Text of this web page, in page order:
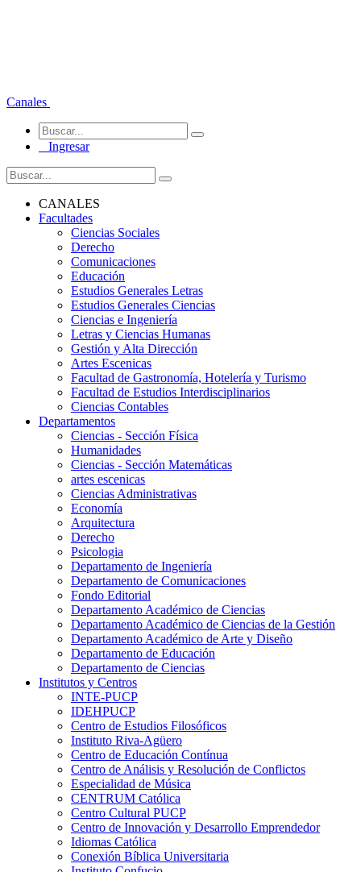
Canales
Ingresar
CANALES
Facultades
Ciencias Sociales
Derecho
Comunicaciones
Educación
Estudios Generales Letras
Estudios Generales Ciencias
Ciencias e Ingeniería
Letras y Ciencias Humanas
Gestión y Alta Dirección
Artes Escenicas
Facultad de Gastronomía, Hotelería y Turismo
Facultad de Estudios Interdisciplinarios
Ciencias Contables
Departamentos
Ciencias - Sección Física
Humanidades
Ciencias - Sección Matemáticas
artes escenicas
Ciencias Administrativas
Economía
Arquitectura
Derecho
Psicologia
Departamento de Ingeniería
Departamento de Comunicaciones
Fondo Editorial
Departamento Académico de Ciencias
Departamento Académico de Ciencias de la Gestión
Departamento Académico de Arte y Diseño
Departamento de Educación
Departamento de Ciencias
Institutos y Centros
INTE-PUCP
IDEHPUCP
Centro de Estudios Filosóficos
Instituto Riva-Agüero
Centro de Educación Contínua
Centro de Análisis y Resolución de Conflictos
Especialidad de Música
CENTRUM Católica
Centro Cultural PUCP
Centro de Innovación y Desarrollo Emprendedor
Idiomas Católica
Conexión Bíblica Universitaria